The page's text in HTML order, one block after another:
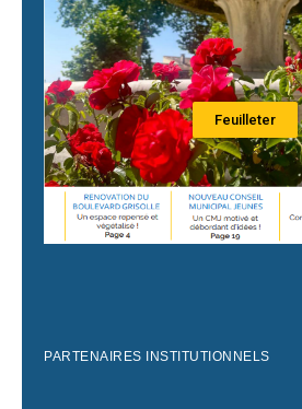
Feuilleter
PARTENAIRES INSTITUTIONNELS